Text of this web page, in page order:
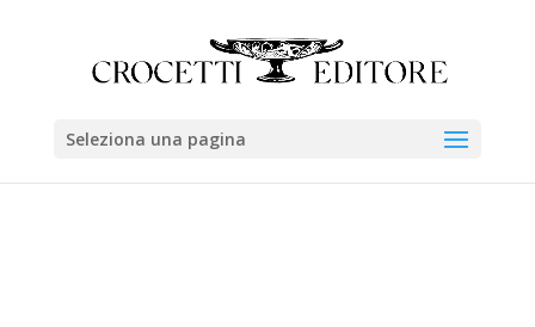
Seleziona una pagina